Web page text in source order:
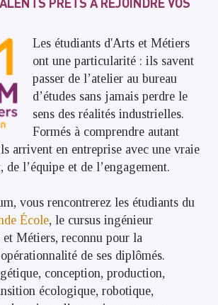
Les étudiants d'Arts et Métiers
ont une particularité : ils savent
passer de l’atelier au bureau
d’études sans jamais perdre le
sens des réalités industrielles.
Formés à comprendre autant
arrivent en entreprise avec une vraie
l’équipe et de l’engagement.
vous rencontrerez les étudiants du
École, le cursus ingénieur
Métiers, reconnu pour la
de ses diplômés.
conception, production,
écologique, robotique,